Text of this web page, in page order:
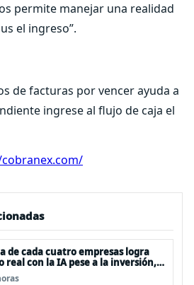
permite manejar una realidad
el ingreso”.
de facturas por vencer ayuda a
ingrese al flujo de caja el
de cada cuatro empresas logra
real con la IA pese a la inversión,
Foro Económico Mundial